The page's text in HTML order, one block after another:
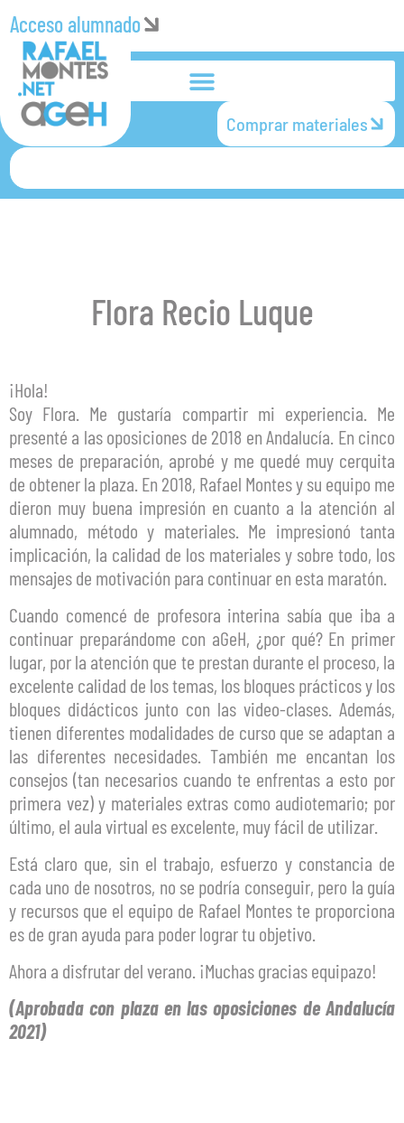
Acceso alumnado
Comprar materiales
Flora Recio Luque
¡Hola!
Soy Flora. Me gustaría compartir mi experiencia. Me
presenté a las oposiciones de 2018 en Andalucía. En cinco
meses de preparación, aprobé y me quedé muy cerquita
de obtener la plaza. En 2018, Rafael Montes y su equipo me
dieron muy buena impresión en cuanto a la atención al
alumnado, método y materiales. Me impresionó tanta
implicación, la calidad de los materiales y sobre todo, los
mensajes de motivación para continuar en esta maratón.
Cuando comencé de profesora interina sabía que iba a
continuar preparándome con aGeH, ¿por qué? En primer
lugar, por la atención que te prestan durante el proceso, la
excelente calidad de los temas, los bloques prácticos y los
bloques didácticos junto con las video-clases. Además,
tienen diferentes modalidades de curso que se adaptan a
las diferentes necesidades. También me encantan los
consejos (tan necesarios cuando te enfrentas a esto por
primera vez) y materiales extras como audiotemario; por
último, el aula virtual es excelente, muy fácil de utilizar.
Está claro que, sin el trabajo, esfuerzo y constancia de
cada uno de nosotros, no se podría conseguir, pero la guía
y recursos que el equipo de Rafael Montes te proporciona
es de gran ayuda para poder lograr tu objetivo.
Ahora a disfrutar del verano. ¡Muchas gracias equipazo!
(Aprobada con plaza en las oposiciones de Andalucía
2021)